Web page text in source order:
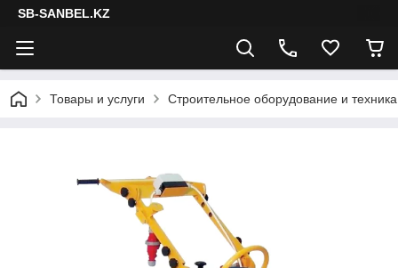
SB-SANBEL.KZ
Товары и услуги Строительное оборудование и техника